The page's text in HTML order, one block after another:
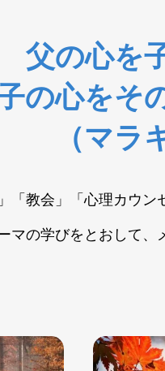
父の心を
の心をそ
（マラ
「教会」「心理カウ
マの学びをとおして、